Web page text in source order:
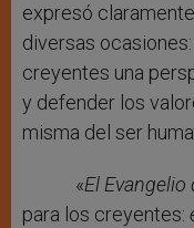
expresó
diversas
creyentes una
y defender los
misma del ser
«El Evangelio
para los creyentes: